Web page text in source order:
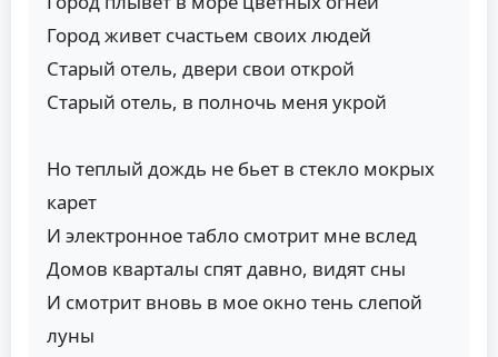
Город живет счастьем своих людей
Старый отель, двери свои открой
Старый отель, в полночь меня укрой
Но теплый дождь не бьет в стекло мокрых
карет
И электронное табло смотрит мне вслед
Домов кварталы спят давно, видят сны
И смотрит вновь в мое окно тень слепой
луны